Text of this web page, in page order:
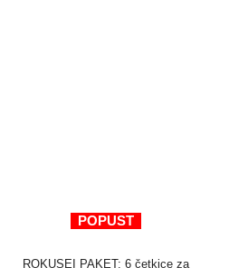
POPUST
ROKUSEI PAKET: 6 četkice za